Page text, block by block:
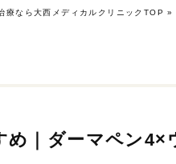
療なら大西メディカルクリニックTOP
め｜ダーマペン4×